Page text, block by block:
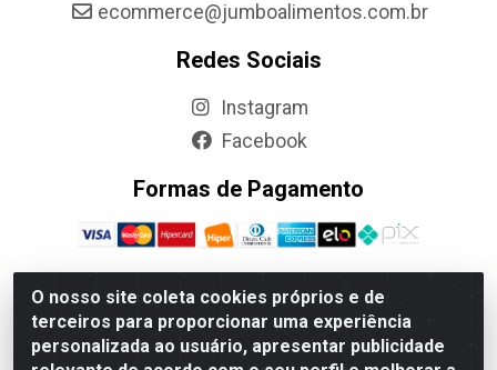
O nosso site coleta cookies próprios e de
terceiros para proporcionar uma experiência
personalizada ao usuário, apresentar publicidade
ecommerce@jumboalimentos.com.br
Redes Sociais
Instagram
Facebook
Formas de Pagamento
Jumbo Alimentos Cascavel - Matriz - Rua Itatiba Do Sul, 161 -
Santos Dumont, Cascavel-PR - CEP 85804-700- CNPJ